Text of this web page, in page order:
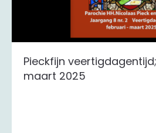
Pieckfijn
maart 2025